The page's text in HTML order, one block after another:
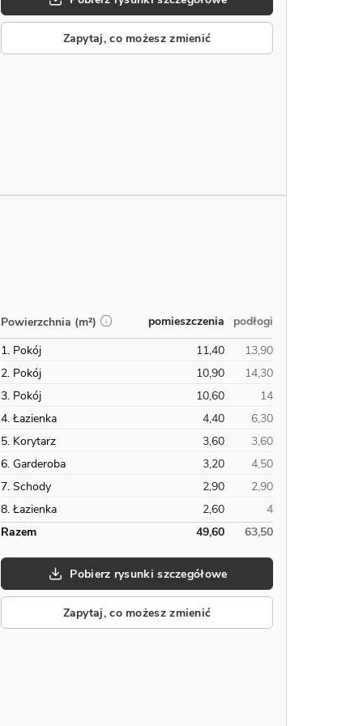
Zapytaj, co możesz zmienić
Powierzchnia (m²) pomieszczenia
podłogi
1. Pokój
11,40
13,90
2. Pokój
10,90
14,30
3. Pokój
10,60
14
4. Łazienka
4,40
6,30
5. Korytarz
3,60
3,60
6. Garderoba
3,20
4,50
7. Schody
2,90
2,90
8. Łazienka
2,60
4
Razem
49,60 63,50
Pobierz rysunki szczegółowe
Zapytaj, co możesz zmienić